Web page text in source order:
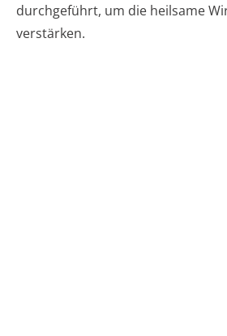
durchgeführt, um die heilsame
verstärken.